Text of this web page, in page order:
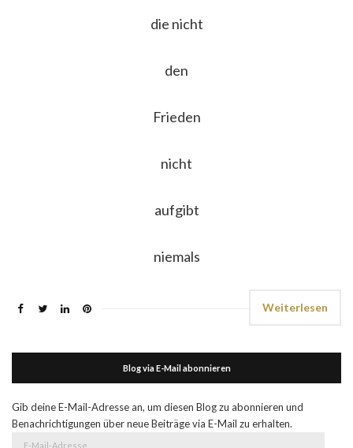
die nicht
den
Frieden
nicht
aufgibt
niemals
Weiterlesen
Blog via E-Mail abonnieren
Gib deine E-Mail-Adresse an, um diesen Blog zu abonnieren und
Benachrichtigungen über neue Beiträge via E-Mail zu erhalten.